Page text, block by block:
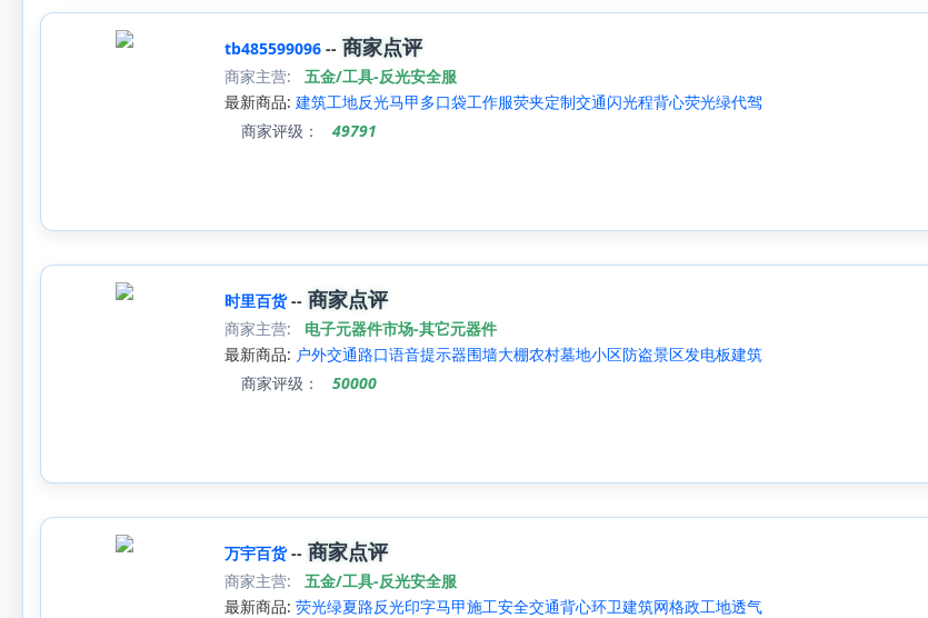
tb485599096 -- 商家点评
商家主营:
五金/工具-反光安全服
最新商品: 建筑工地反光马甲多口袋工作服荧夹定制交通闪光程背心荧光绿代驾
商家评级：
49791
时里百货-- 商家点评
商家主营:
电子元器件市场-其它元器件
最新商品: 户外交通路口语音提示器围墙大棚农村墓地小区防盗景区发电板建筑
商家评级：
50000
万宇百货-- 商家点评
商家主营:
五金/工具-反光安全服
最新商品: 荧光绿夏路反光印字马甲施工安全交通背心环卫建筑网格政工地透气